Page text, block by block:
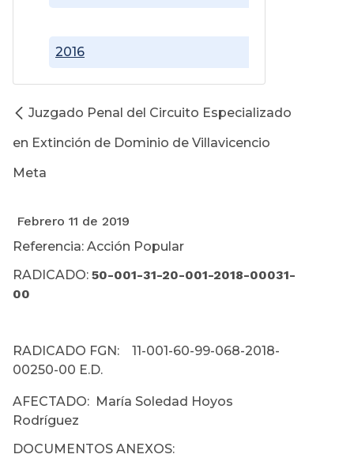
2016
Juzgado Penal del Circuito Especializado
en Extinción de Dominio de Villavicencio
Meta
Febrero 11 de 2019
Referencia: Acción Popular
RADICADO: 50-001-31-20-001-2018-00031-
00
RADICADO FGN: 11-001-60-99-068-2018-
00250-00 E.D.
AFECTADO: María Soledad Hoyos
Rodríguez
DOCUMENTOS ANEXOS: